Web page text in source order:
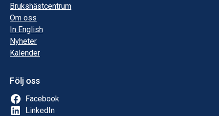
Brukshästcentrum
Om oss
In English
Nyheter
Kalender
Följ oss
Facebook
LinkedIn